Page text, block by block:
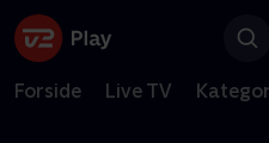
Forside Live TV